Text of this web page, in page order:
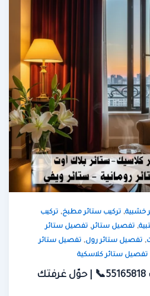
,تركيب ستائر مطبخ,تركيب
,تفصيل ستائر,تفصيل ستائر
ستائر رول,تفصيل ستائر
ستائر كلاسكية
ستائر فندقية بالكويت 55165818📞 | حوّل غرفتك